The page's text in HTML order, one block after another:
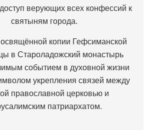
верующих всех конфессий к
святыням города.
копии Гефсиманской
в Староладожский монастырь
событием в духовной жизни
укрепления связей между
православной церковью и
патриархатом.